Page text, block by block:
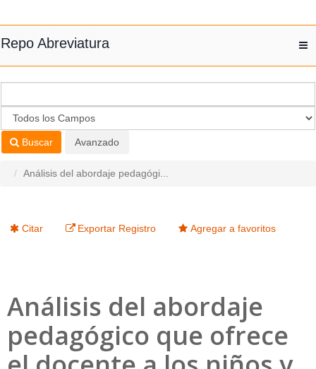
Repo Abreviatura
Buscar Avanzado
Análisis del abordaje pedagógi...
Citar Exportar Registro Agregar a favoritos
Análisis del abordaje
pedagógico que ofrece